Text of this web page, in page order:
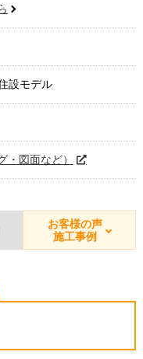
設モデル
・図面など）
お客様の声
施工事例